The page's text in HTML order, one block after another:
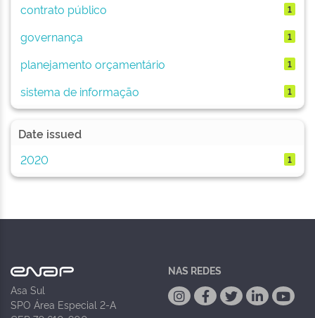
contrato público
1
governança 1
planejamento orçamentário 1
sistema de informação 1
Date issued
2020
1
Asa Sul
SPO Área Especial 2-A
NAS REDES